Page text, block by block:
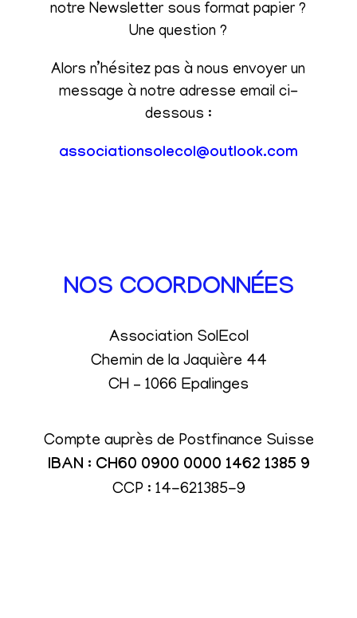
notre Newsletter sous format papier ?
Une question ?
Alors n’hésitez pas à nous envoyer un
message à notre adresse email ci-
dessous :
associationsolecol@outlook.com
NOS COORDONNÉES
Association SolEcol
Chemin de la Jaquière 44
CH – 1066 Epalinges
Compte auprès de Postfinance Suisse
IBAN : CH60 0900 0000 1462 1385 9
CCP : 14-621385-9